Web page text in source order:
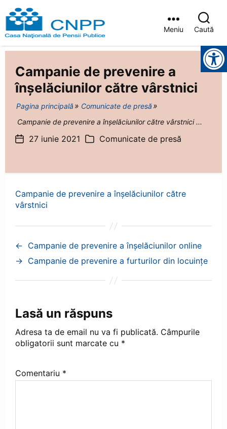
Județeană
Pensii
Brașov
Meniu Caută
Instrumente pentru accesibilitate
Campanie de prevenire a
înșelăciunilor către vârstnici
Pagina principală
Comunicate de presă
Campanie de prevenire a înșelăciunilor către vârstnici ...
Dată27 iunie 2021 Categorii
Comunicate de presă
Campanie de prevenire a înșelăciunilor către
vârstnici
← Campanie de prevenire a înșelăciunilor online
→ Campanie de prevenire a furturilor din locuinţe
Lasă un răspuns
Adresa ta de email nu va fi publicată. Câmpurile
obligatorii sunt marcate cu *
Comentariu *